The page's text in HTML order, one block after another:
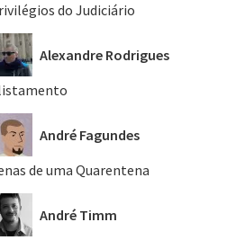
do Judiciário
Alexandre Rodrigues
André Fagundes
de uma Quarentena
André Timm